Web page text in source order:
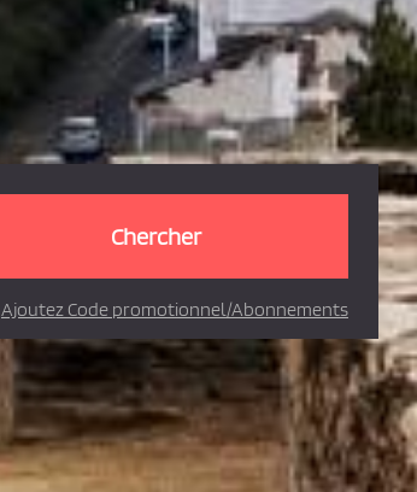
Ajoutez Code promotionnel/Abonnements